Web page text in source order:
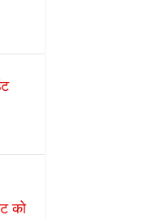
को